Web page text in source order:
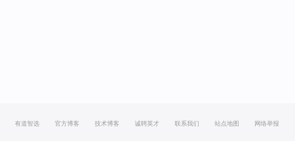
有道智选 官方博客 技术博客 诚聘英才 联系我们 站点地图 网络举报